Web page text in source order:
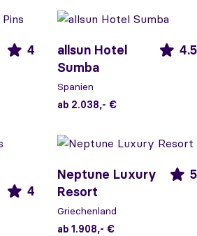
4
allsun Hotel
Sumba
4.5
Spanien
ab 2.038,- €
4
Neptune Luxury
Resort
5
Griechenland
ab 1.908,- €